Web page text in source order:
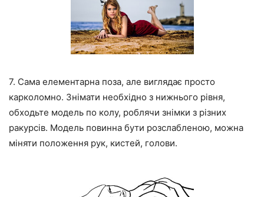
7. Сама елементарна поза, але виглядає просто
карколомно. Знімати необхідно з нижнього рівня,
обходьте модель по колу, роблячи знімки з різних
ракурсів. Модель повинна бути розслабленою, можна
міняти положення рук, кистей, голови.